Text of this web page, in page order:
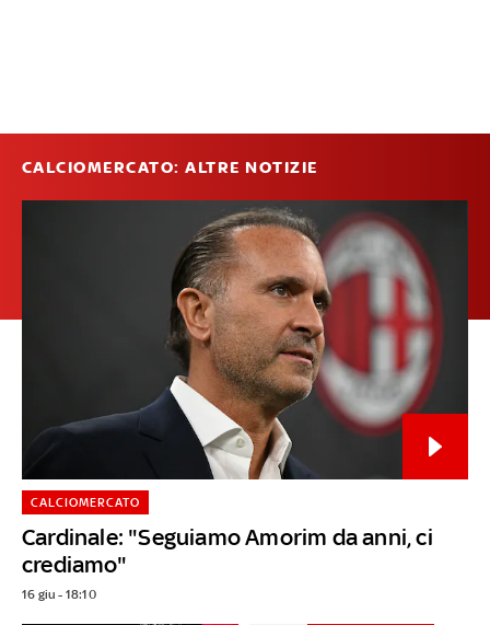
CALCIOMERCATO: ALTRE NOTIZIE
Cardinale: "Seguiamo Amorim da anni, ci
crediamo"
CALCIOMERCATO
16 giu - 18:10